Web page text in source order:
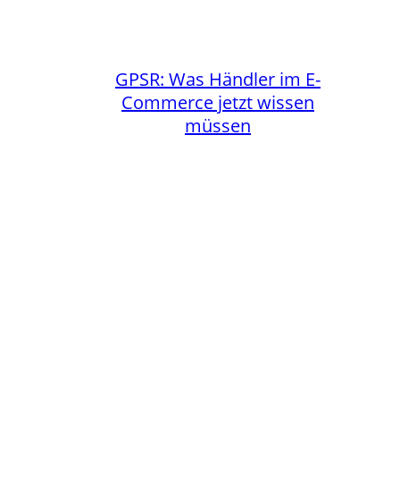
GPSR: Was Händler im E-
Commerce jetzt wissen
müssen